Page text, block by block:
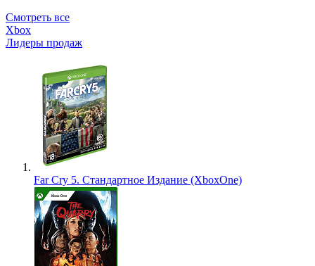
Смотреть все
Xbox
Лидеры продаж
Far Cry 5. Стандартное Издание (XboxOne)